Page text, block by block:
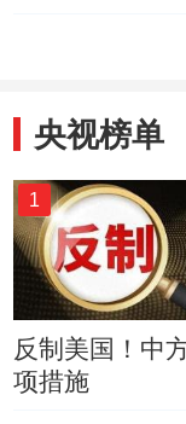
央视榜单
1
反制美国！中
项措施